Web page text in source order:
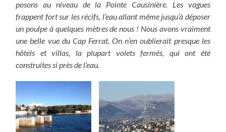
posons au niveau de la Pointe Causinière. Les vagues
frappent fort sur les récifs, l’eau allant même jusqu’à déposer
un poulpe à quelques mètres de nous ! Nous avons vraiment
une belle vue du Cap Ferrat.On n’en oublierait presque les
hôtels et villas, la plupart volets fermés, qui ont été
construites si près de l’eau.